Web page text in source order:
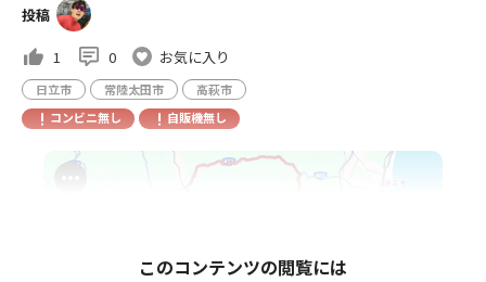
投稿
1 0 お気に入り
日立市 常陸太田市
高萩市
コンビニ無し
自販機無し
このコンテンツの閲覧には